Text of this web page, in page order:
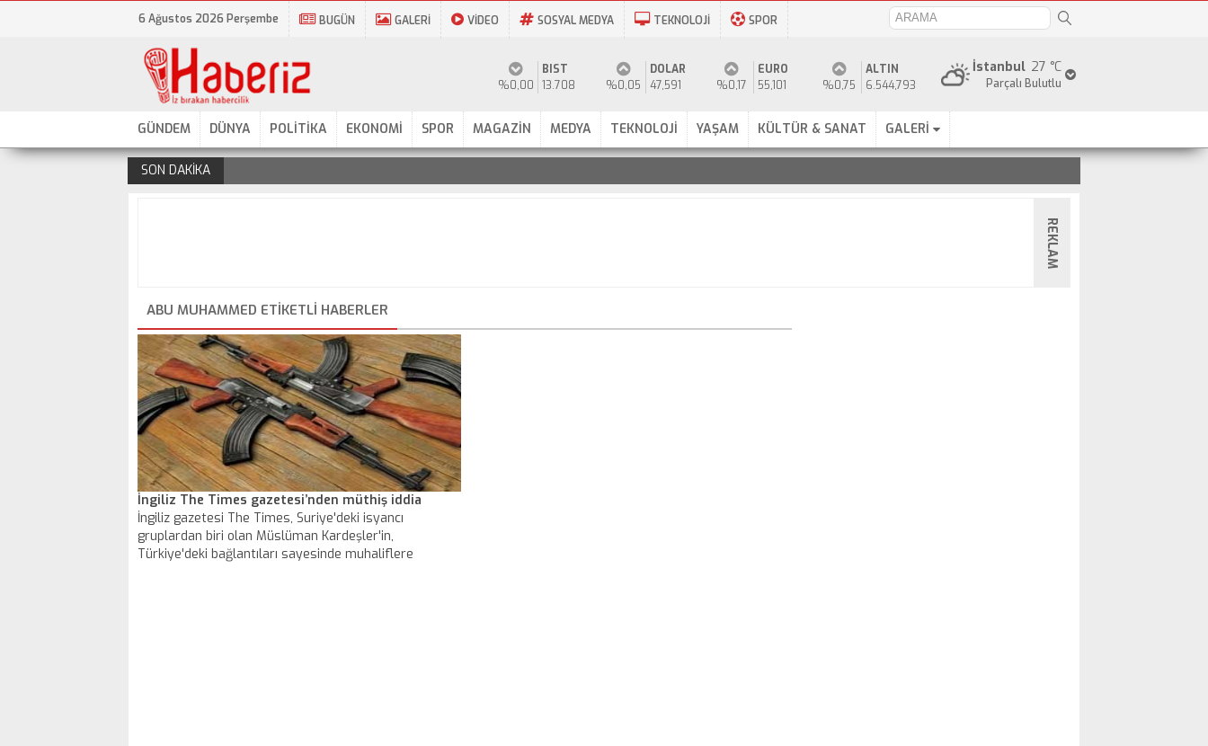
6 Ağustos 2026 Perşembe BUGÜN GALERİ VİDEO SOSYAL MEDYA TEKNOLOJİ SPOR
27 °C
İstanbul
Parçalı Bulutlu
%0,00
BIST
13.708
%0,05
DOLAR
47,591
%0,17
EURO
55,101
%0,75
ALTIN
6.544,793
GÜNDEM DÜNYA POLİTİKA EKONOMİ SPOR MAGAZİN MEDYA TEKNOLOJİ YAŞAM KÜLTÜR & SANAT GALERİ
SON DAKİKA
REKLAM
ABU MUHAMMED ETIKETLI HABERLER
İngiliz The Times gazetesi’nden müthiş iddia
İngiliz gazetesi The Times, Suriye'deki isyancı
gruplardan biri olan Müslüman Kardeşler'in,
Türkiye'deki bağlantıları sayesinde muhaliflere